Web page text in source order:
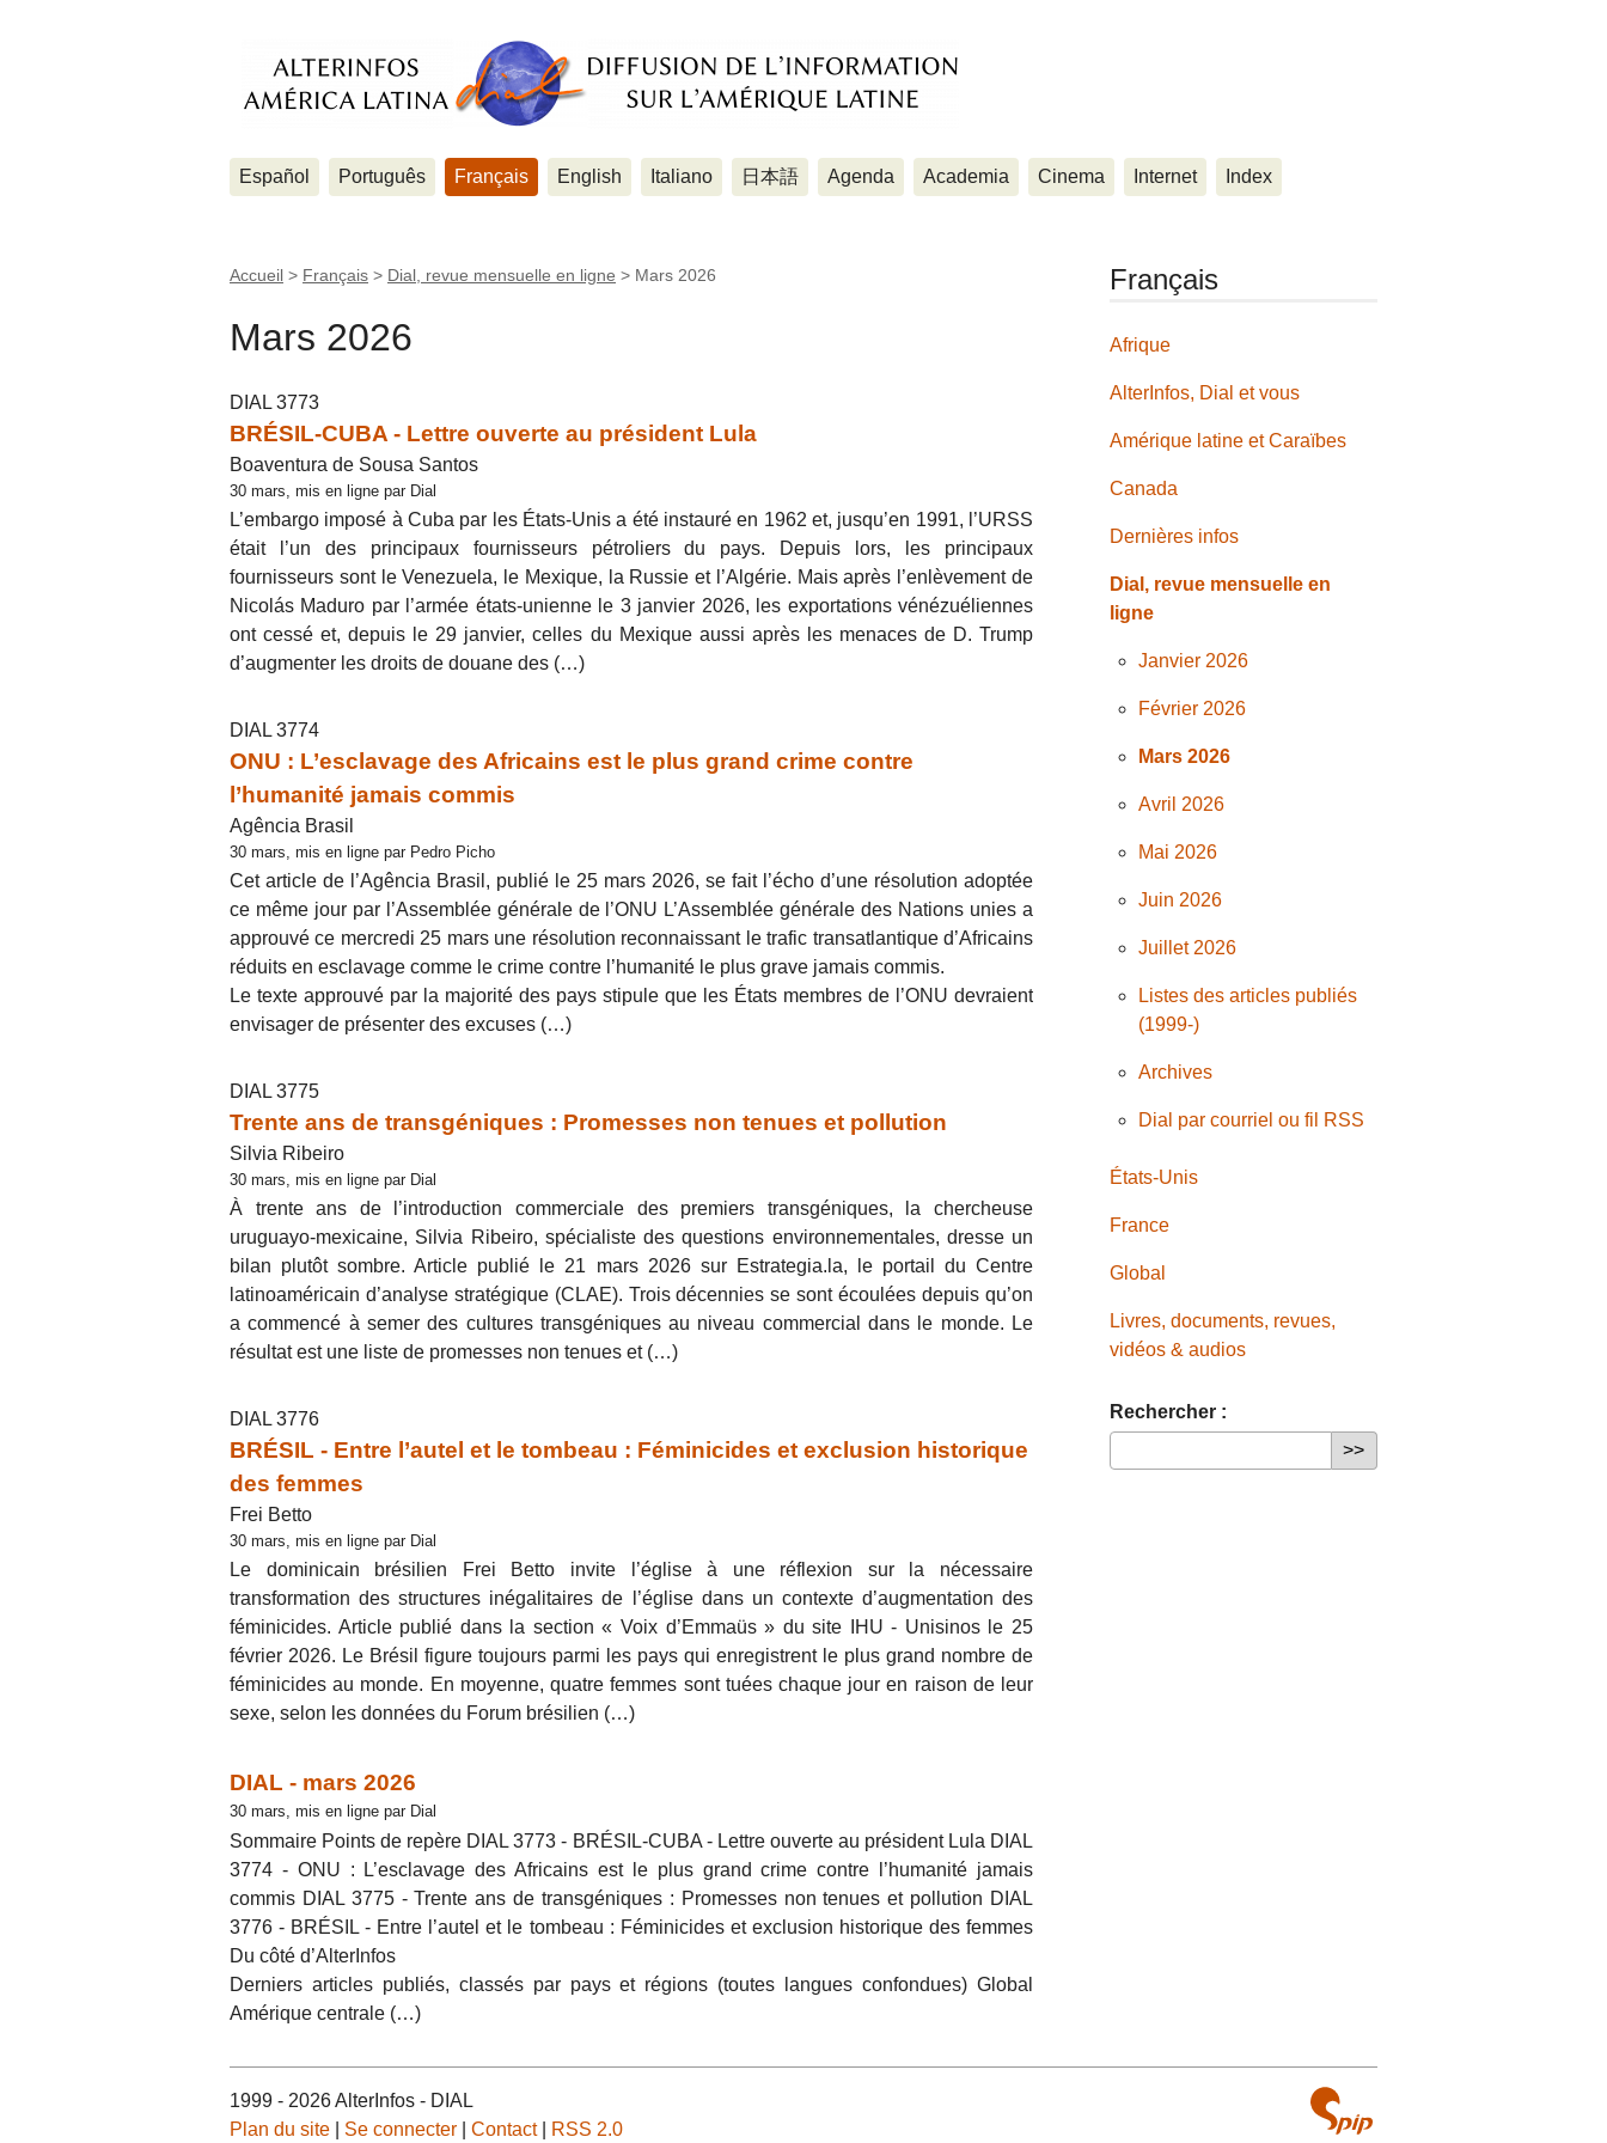
Español Português Français English Italiano 日本語 Agenda Academia Cinema Internet Index
Accueil > Français > Dial, revue mensuelle en ligne > Mars 2026
Mars 2026
DIAL 3773
BRÉSIL-CUBA - Lettre ouverte au président Lula
Boaventura de Sousa Santos
30 mars, mis en ligne par Dial
L’embargo imposé à Cuba par les États-Unis a été instauré en 1962 et, jusqu’en 1991, l’URSS
était l’un des principaux fournisseurs pétroliers du pays. Depuis lors, les principaux
fournisseurs sont le Venezuela, le Mexique, la Russie et l’Algérie. Mais après l’enlèvement de
Nicolás Maduro par l’armée états-unienne le 3 janvier 2026, les exportations vénézuéliennes
ont cessé et, depuis le 29 janvier, celles du Mexique aussi après les menaces de D. Trump
d’augmenter les droits de douane des (…)
DIAL 3774
ONU : L’esclavage des Africains est le plus grand crime contre
l’humanité jamais commis
Agência Brasil
30 mars, mis en ligne par Pedro Picho
Cet article de l’Agência Brasil, publié le 25 mars 2026, se fait l’écho d’une résolution adoptée
ce même jour par l’Assemblée générale de l’ONU L’Assemblée générale des Nations unies a
approuvé ce mercredi 25 mars une résolution reconnaissant le trafic transatlantique d’Africains
réduits en esclavage comme le crime contre l’humanité le plus grave jamais commis.
Le texte approuvé par la majorité des pays stipule que les États membres de l’ONU devraient
envisager de présenter des excuses (…)
DIAL 3775
Trente ans de transgéniques : Promesses non tenues et pollution
Silvia Ribeiro
30 mars, mis en ligne par Dial
À trente ans de l’introduction commerciale des premiers transgéniques, la chercheuse
uruguayo-mexicaine, Silvia Ribeiro, spécialiste des questions environnementales, dresse un
bilan plutôt sombre. Article publié le 21 mars 2026 sur Estrategia.la, le portail du Centre
latinoaméricain d’analyse stratégique (CLAE). Trois décennies se sont écoulées depuis qu’on
a commencé à semer des cultures transgéniques au niveau commercial dans le monde. Le
résultat est une liste de promesses non tenues et (…)
DIAL 3776
BRÉSIL - Entre l’autel et le tombeau : Féminicides et exclusion historique
des femmes
Frei Betto
30 mars, mis en ligne par Dial
Le dominicain brésilien Frei Betto invite l’église à une réflexion sur la nécessaire
transformation des structures inégalitaires de l’église dans un contexte d’augmentation des
féminicides. Article publié dans la section « Voix d’Emmaüs » du site IHU - Unisinos le 25
février 2026. Le Brésil figure toujours parmi les pays qui enregistrent le plus grand nombre de
féminicides au monde. En moyenne, quatre femmes sont tuées chaque jour en raison de leur
sexe, selon les données du Forum brésilien (…)
DIAL - mars 2026
30 mars, mis en ligne par Dial
Sommaire Points de repère DIAL 3773 - BRÉSIL-CUBA - Lettre ouverte au président Lula DIAL
3774 - ONU : L’esclavage des Africains est le plus grand crime contre l’humanité jamais
commis DIAL 3775 - Trente ans de transgéniques : Promesses non tenues et pollution DIAL
3776 - BRÉSIL - Entre l’autel et le tombeau : Féminicides et exclusion historique des femmes
Du côté d’AlterInfos
Derniers articles publiés, classés par pays et régions (toutes langues confondues) Global
Amérique centrale (…)
Français
Afrique
AlterInfos, Dial et vous
Amérique latine et Caraïbes
Canada
Dernières infos
Dial, revue mensuelle en
ligne
Janvier 2026
Février 2026
Mars 2026
Avril 2026
Mai 2026
Juin 2026
Juillet 2026
Listes des articles publiés
(1999-)
Archives
Dial par courriel ou fil RSS
États-Unis
France
Global
Livres, documents, revues,
vidéos & audios
Rechercher :
1999 - 2026 AlterInfos - DIAL
Plan du site
Se connecter Contact| RSS 2.0